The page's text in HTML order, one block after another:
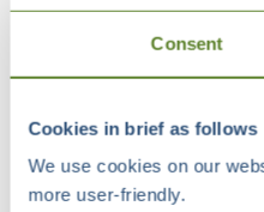
Consent
Cookies in brief as follows
We use cookies on our
more user-friendly.